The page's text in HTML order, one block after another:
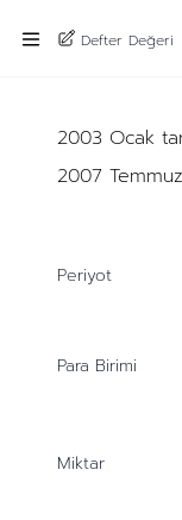
Defter Değeri
2003 Ocak
2007
Periyot
Para Birimi
Miktar